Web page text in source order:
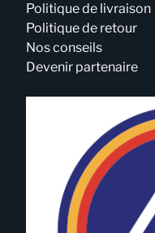
Politique de livraison
Politique de retour
Nos conseils
Devenir partenaire